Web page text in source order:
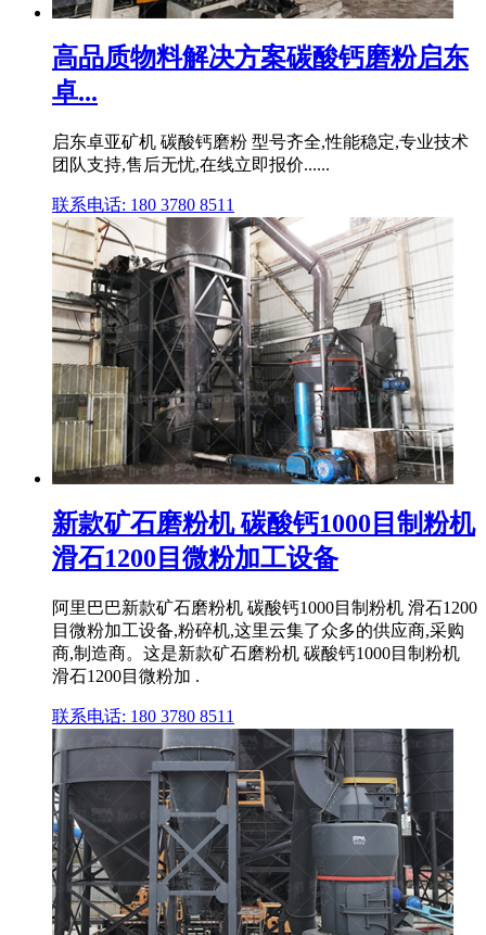
高品质物料解决方案碳酸钙磨粉启东
卓...
启东卓亚矿机 碳酸钙磨粉 型号齐全,性能稳定,专业技术
团队支持,售后无忧,在线立即报价......
联系电话: 180 3780 8511
新款矿石磨粉机 碳酸钙1000目制粉机
滑石1200目微粉加工设备
阿里巴巴新款矿石磨粉机 碳酸钙1000目制粉机 滑石1200
目微粉加工设备,粉碎机,这里云集了众多的供应商,采购
商,制造商。这是新款矿石磨粉机 碳酸钙1000目制粉机
滑石1200目微粉加 .
联系电话: 180 3780 8511